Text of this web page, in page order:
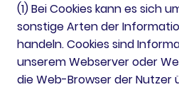
(1) Bei Cookies kann es sich
sonstige Arten der
handeln. Cookies sind
unserem Webserver oder
die Web-Browser der